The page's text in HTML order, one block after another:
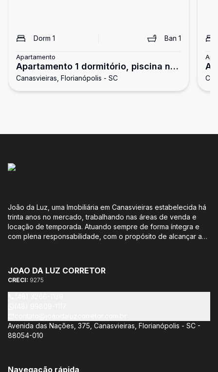
Dorm 1 Ban 1
Apartamento
Apartamento 1 dormitório, piscina no
condomínio
Canasvieiras, Florianópolis - SC
João da Luz, uma Imobiliária em Canasvieiras estabelecida há
trinta anos no mercado, trabalhando nas áreas de venda e
locação de temporada. Atuando sempre de forma íntegra e
com plena responsabilidade, com o propósito de alcançar a
credenciado CEF; Análise da capacidade de compra e perfil
do cliente para aumentar o índice de assertividade na escolha
do imóvel; Trabalhamos com oportunidades de negócios.
JOAO DA LUZ CORRETOR
CRECI: 9275
Avenida das Nações, 375, Canasvieiras, Florianópolis - SC -
88054-010
Navegação rápida